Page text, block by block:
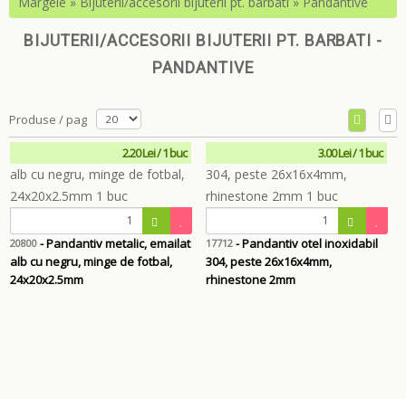
BIJUTERII/ACCESORII BIJUTERII PT. BARBATI -
PANDANTIVE
Produse / pag
2.20 Lei / 1 buc
20800 - Pandantiv metalic, emailat
alb cu negru, minge de fotbal,
24x20x2.5mm
3.00 Lei / 1 buc
17712- Pandantiv otel inoxidabil
304, peste 26x16x4mm,
rhinestone 2mm